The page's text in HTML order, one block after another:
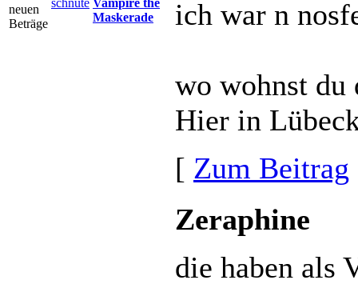
Maskerade
ich war n
wo wohnst du
Hier in
[ Zum Beitrag
Zeraphine
die haben als